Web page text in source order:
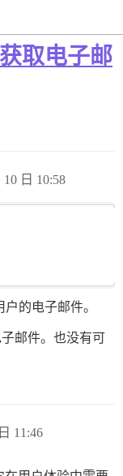
取电子邮
10 日 10:58
的电子邮件。
邮件。也没有可
11:46